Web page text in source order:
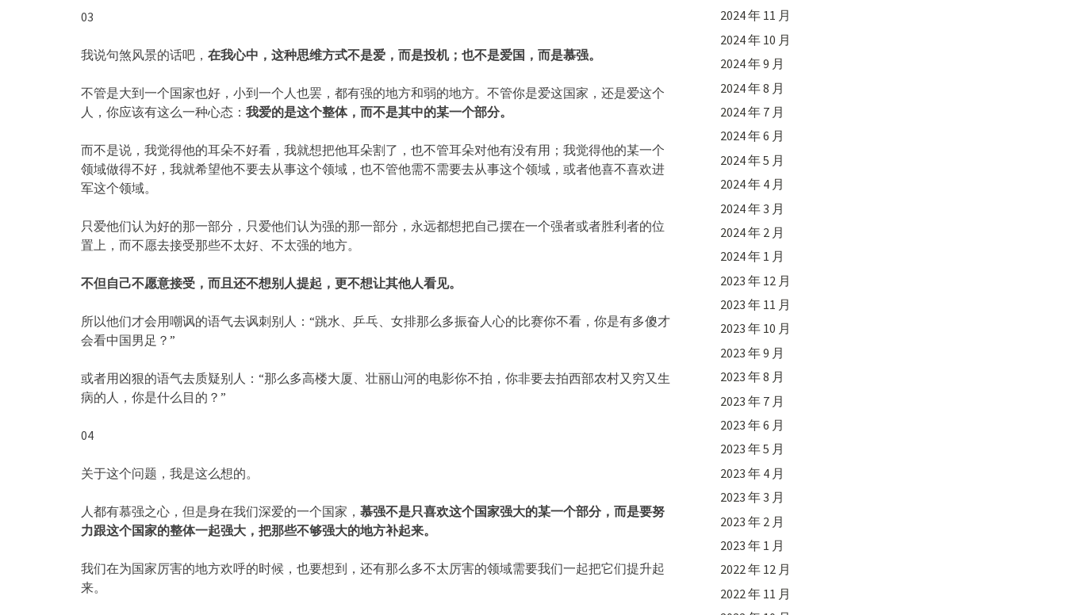
03
我说句煞风景的话吧， 在我心中，这种思维方式不是爱，而是投机；也不是爱国，而是慕强。
不管是大到一个国家也好，小到一个人也罢，都有强的地方和弱的地方。不管你是爱这国家，还是爱这个
人，你应该有这么一种心态： 我爱的是这个整体，而不是其中的某一个部分。
而不是说，我觉得他的耳朵不好看，我就想把他耳朵割了，也不管耳朵对他有没有用；我觉得他的某一个
领域做得不好，我就希望他不要去从事这个领域，也不管他需不需要去从事这个领域，或者他喜不喜欢进
军这个领域。
只爱他们认为好的那一部分，只爱他们认为强的那一部分，永远都想把自己摆在一个强者或者胜利者的位
置上，而不愿去接受那些不太好、不太强的地方。
不但自己不愿意接受，而且还不想别人提起，更不想让其他人看见。
所以他们才会用嘲讽的语气去讽刺别人：“跳水、乒乓、女排那么多振奋人心的比赛你不看，你是有多傻才
会看中国男足？”
或者用凶狠的语气去质疑别人：“那么多高楼大厦、壮丽山河的电影你不拍，你非要去拍西部农村又穷又生
病的人，你是什么目的？”
04
关于这个问题，我是这么想的。
人都有慕强之心，但是身在我们深爱的一个国家， 慕强不是只喜欢这个国家强大的某一个部分，而是要努
力跟这个国家的整体一起强大，把那些不够强大的地方补起来。
我们在为国家厉害的地方欢呼的时候，也要想到，还有那么多不太厉害的领域需要我们一起把它们提升起
来。
2024 年 11 月
2024 年 10 月
2024 年 9 月
2024 年 8 月
2024 年 7 月
2024 年 6 月
2024 年 5 月
2024 年 4 月
2024 年 3 月
2024 年 2 月
2024 年 1 月
2023 年 12 月
2023 年 11 月
2023 年 10 月
2023 年 9 月
2023 年 8 月
2023 年 7 月
2023 年 6 月
2023 年 5 月
2023 年 4 月
2023 年 3 月
2023 年 2 月
2023 年 1 月
2022 年 12 月
2022 年 11 月